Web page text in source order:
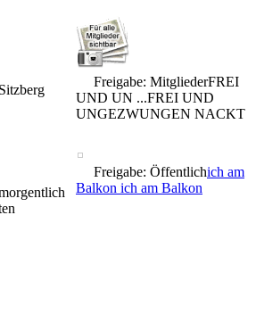
Freigabe: MitgliederFREI
UND UN ...FREI UND
UNGEZWUNGEN NACKT
Freigabe: Öffentlichich am
Balkon ich am Balkon